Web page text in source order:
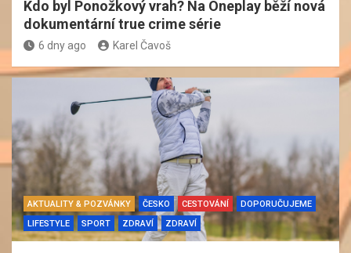
Kdo byl Ponožkový vrah? Na Oneplay běží nová
dokumentární true crime série
6 dny ago Karel Čavoš
AKTUALITY & POZVÁNKY ČESKO CESTOVÁNÍ
DOPORUČUJEME
LIFESTYLE
SPORT ZDRAVÍ ZDRAVÍ